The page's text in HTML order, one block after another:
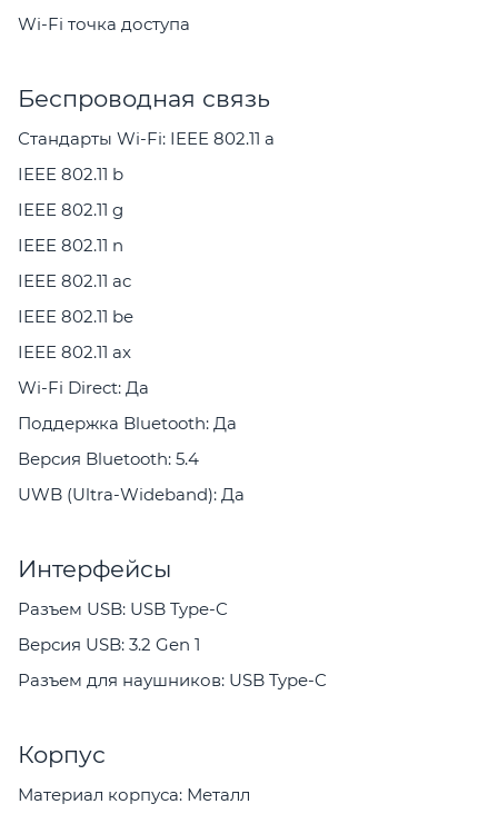
Wi-Fi точка доступа
Беспроводная связь
Стандарты Wi-Fi: IEEE 802.11 a
IEEE 802.11 b
IEEE 802.11 g
IEEE 802.11 n
IEEE 802.11 ac
IEEE 802.11 be
IEEE 802.11 ax
Wi-Fi Direct: Да
Поддержка Bluetooth: Да
Версия Bluetooth: 5.4
UWB (Ultra-Wideband): Да
Интерфейсы
Разъем USB: USB Type-C
Версия USB: 3.2 Gen 1
Разъем для наушников: USB Type-C
Корпус
Материал корпуса: Металл